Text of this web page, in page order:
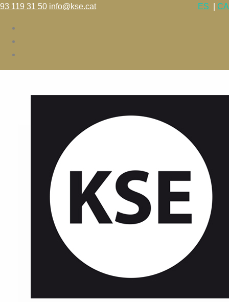
93 119 31 50 info@kse.cat ES CA
Calendari – Horaris
Contacte
ANGLÈS &
APRENENTATGE
En aquesta secció us donem consells i “tips” per un millor ús i
ANGLÈS & APRENENTATGE